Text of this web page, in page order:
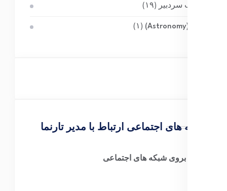
منتخب سردبیر (۱۹)
نجوم (Astronomy) (۱)
شبکه های اجتماعی ارتباط با مدیر تارنما
سایت بروی شبکه های اجتماعی